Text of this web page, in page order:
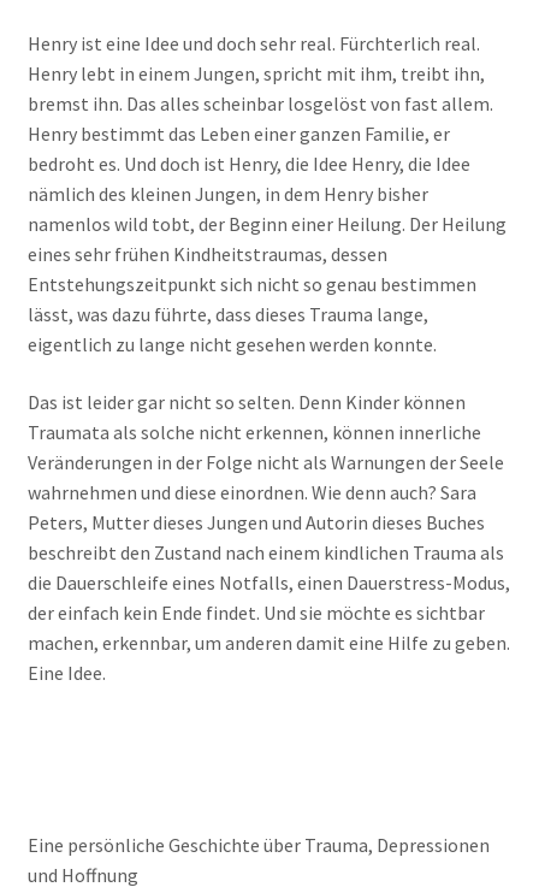
Henry ist eine Idee und doch sehr real. Fürchterlich real.
Henry lebt in einem Jungen, spricht mit ihm, treibt ihn,
bremst ihn. Das alles scheinbar losgelöst von fast allem.
Henry bestimmt das Leben einer ganzen Familie, er
bedroht es. Und doch ist Henry, die Idee Henry, die Idee
nämlich des kleinen Jungen, in dem Henry bisher
namenlos wild tobt, der Beginn einer Heilung. Der Heilung
eines sehr frühen Kindheitstraumas, dessen
Entstehungszeitpunkt sich nicht so genau bestimmen
lässt, was dazu führte, dass dieses Trauma lange,
eigentlich zu lange nicht gesehen werden konnte.
Das ist leider gar nicht so selten. Denn Kinder können
Traumata als solche nicht erkennen, können innerliche
Veränderungen in der Folge nicht als Warnungen der Seele
wahrnehmen und diese einordnen. Wie denn auch? Sara
Peters, Mutter dieses Jungen und Autorin dieses Buches
beschreibt den Zustand nach einem kindlichen Trauma als
die Dauerschleife eines Notfalls, einen Dauerstress-Modus,
der einfach kein Ende findet. Und sie möchte es sichtbar
machen, erkennbar, um anderen damit eine Hilfe zu geben.
Eine Idee.
Eine persönliche Geschichte über Trauma, Depressionen
und Hoffnung